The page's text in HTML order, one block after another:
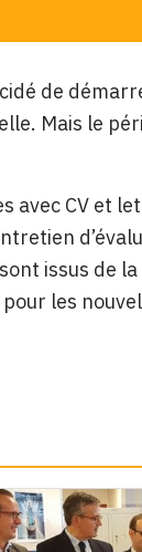
de
Mais le
avec CV et
issus de la
les